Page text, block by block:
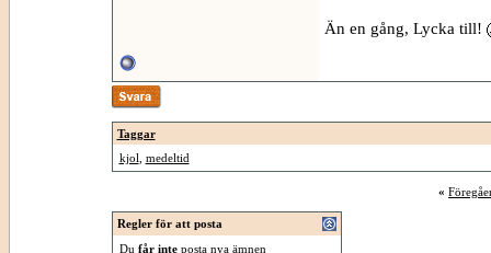
Än en gång, Lycka till!
Taggar
kjol medeltid
«
Regler för att posta
Du får inteposta nya ämnen